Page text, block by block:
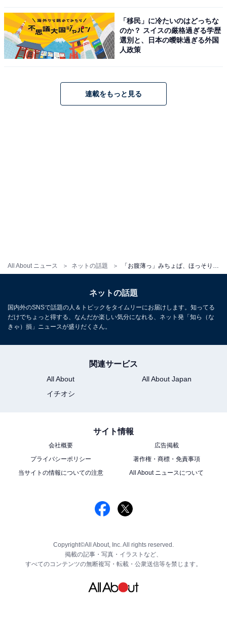
All About ニュース ネットの話題
「移民」に冷たいのはどっちな
のか？ スイスの厳格過ぎる学歴
選別と、日本の曖昧過ぎる外国
人政策
連載をもっと見る
ネットの話題
国内外のSNSで話題の人＆トピックをタイムリーにお届けします。知ってる
だけでちょっと得する、なんだか楽しい気分になれる、ネット発「知ら（な
きゃ）損」ニュースが盛りだくさん。
関連サービス
All About
All About Japan
イチオシ
サイト情報
会社概要
広告掲載
プライバシーポリシー
著作権・商標・免責事項
当サイトの情報についての注意
All About ニュースについて
Copyright©All About, Inc. All rights reserved.
掲載の記事・写真・イラストなど、
すべてのコンテンツの無断複写・転載・公衆送信等を禁じます。